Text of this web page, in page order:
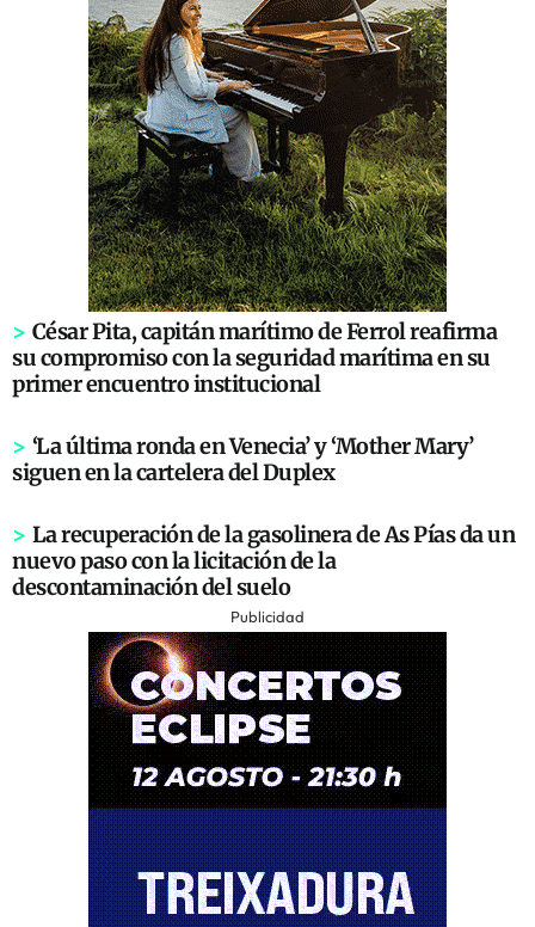
> César Pita, capitán marítimo de Ferrol reafirma
su compromiso con la seguridad marítima en su
primer encuentro institucional
> ‘La última ronda en Venecia’ y ‘Mother Mary’
siguen en la cartelera del Duplex
> La recuperación de la gasolinera de As Pías da un
nuevo paso con la licitación de la
descontaminación del suelo
Publicidad